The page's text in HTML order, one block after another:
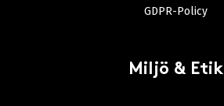
GDPR-Policy
Miljö & Etik